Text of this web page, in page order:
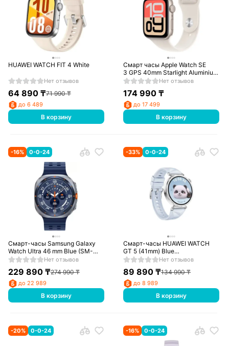
HUAWEI WATCH FIT 4 White
Нет отзывов
64 890₸71 990₸
до 6 489
В корзину
Смарт часы Apple Watch SE
3 GPS 40mm Starlight Aluminium
Case with Starlight Sport Band -
Нет отзывов
174 990 ₸
до 17 499
В корзину
-16% 0-0-24
Смарт-часы Samsung Galaxy
Watch Ultra 46 mm Blue (SM-
L705FZB1SKZ)Нет отзывов
229 890₸274 990₸
до 22 989
В корзину
-33% 0-0-24
Смарт-часы HUAWEI WATCH
GT 5 (41mm) Blue
Fluoroelastomer Strap (Jana-
Нет отзывов
89 890 ₸134 990₸
до 8 989
В корзину
-20% 0-0-24 -16% 0-0-24